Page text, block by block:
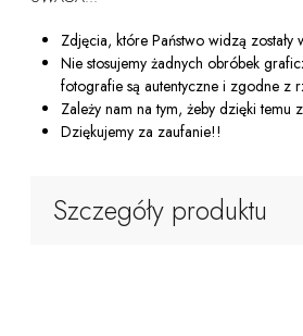
Zdjęcia, które Państwo widzą zostały
Nie stosujemy żadnych obróbek
fotografie są autentyczne i zgodne z
Zależy nam na tym, żeby dzięki temu
Dziękujemy za zaufanie!!
Szczegóły produktu